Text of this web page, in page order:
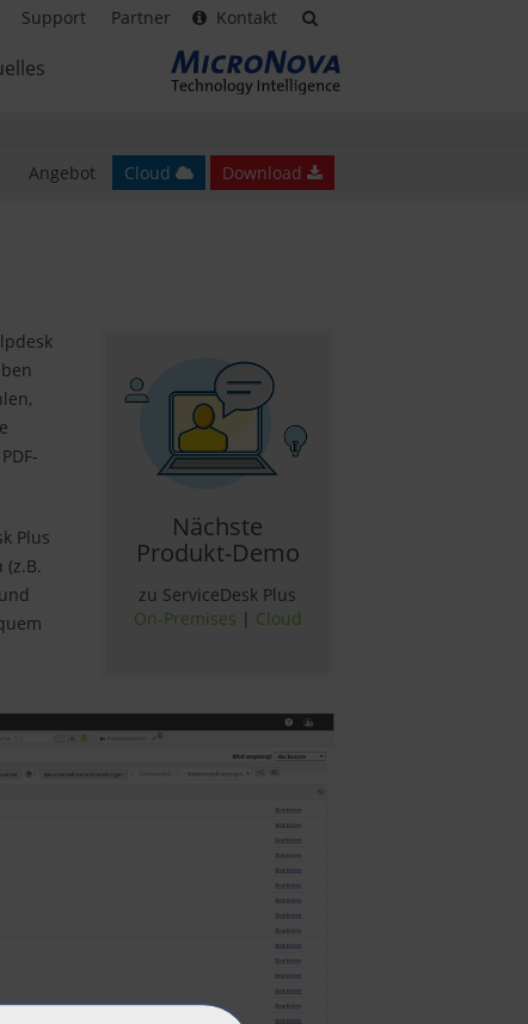
Support Partner Kontakt
Angebot Cloud Download
Plus
Nächste
Produkt-Demo
zu ServiceDesk Plus
On-Premises | Cloud